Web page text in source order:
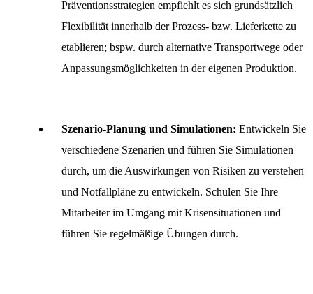
Präventionsstrategien empfiehlt es sich grundsätzlich
Flexibilität innerhalb der Prozess- bzw. Lieferkette zu
etablieren; bspw. durch alternative Transportwege oder
Anpassungsmöglichkeiten in der eigenen Produktion.
Szenario-Planung und Simulationen: Entwickeln Sie
verschiedene Szenarien und führen Sie Simulationen
durch, um die Auswirkungen von Risiken zu verstehen
und Notfallpläne zu entwickeln. Schulen Sie Ihre
Mitarbeiter im Umgang mit Krisensituationen und
führen Sie regelmäßige Übungen durch.